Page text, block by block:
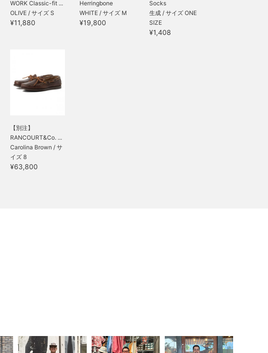
WORK Classic-fit ...
OLIVE / サイズ S
¥11,880
Herringbone
WHITE / サイズ M
¥19,800
Socks
生成 / サイズ ONE
SIZE
¥1,408
【別注】
RANCOURT&Co. ...
Carolina Brown / サ
イズ 8
¥63,800